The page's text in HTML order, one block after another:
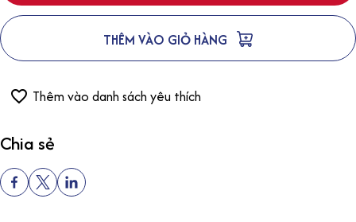
THÊM VÀO GIỎ HÀNG
Thêm vào danh sách yêu thích
Chia sẻ